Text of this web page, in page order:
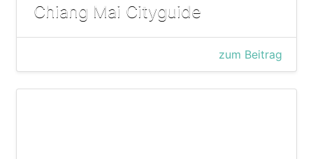
Chiang Mai Cityguide
zum Beitrag